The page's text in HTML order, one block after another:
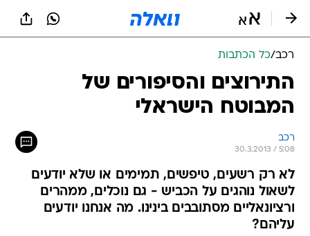
רכב/כל הכתבות
התירוצים והסיפורים של
המבוטח הישראלי
רכב
30.3.2013 / 5:08
לא רק רשעים, טיפשים, תמימים או שלא יודעים
לשאול נוהגים על הכביש - גם נוכלים, ממהרים
ורציונאליים מסתובבים בינינו. מה אנחנו יודעים
עליהם?